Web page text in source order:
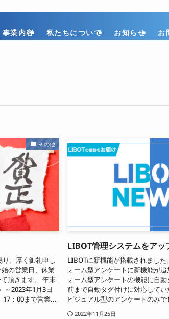
事業内容 私たちについて お知らせ お
その他
、厚く御礼申し
の営業日、休業
頂きます。 年末
～2023年1月3日
：00まで営業...
LIBOT管理システムをアッ
LIBOTに新機能が搭載されまし
ォーム型アンケートに新機能が
ォーム型アンケートの機能に自
前まで自動タグ付けに対応してい
ビジュアル型のアンケートのみ
2022年11月25日